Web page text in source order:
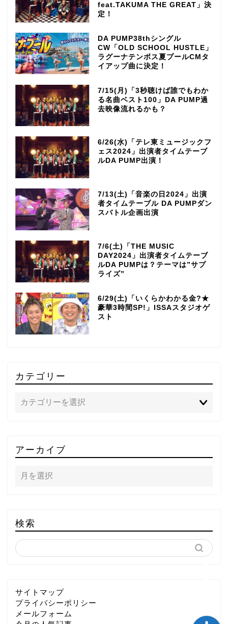
feat.TAKUMA THE GREAT」決
定！
DA PUMP38thシングル
CW「OLD SCHOOL HUSTLE」
ラグーナテンボス夏プールCMタ
イアップ曲に決定！
7/15(月)「3秒聴けば誰でもわか
る名曲ベスト100」DA PUMP過
去映像流れるかも？
6/26(水)「テレ東ミュージックフ
ェス2024」出演者タイムテーブ
ルDA PUMP出演！
7/13(土)「音楽の日2024」出演
者タイムテーブル DA PUMPダン
スバトル企画出演
7/6(土)「THE MUSIC
DAY2024」出演者タイムテーブ
ルDA PUMPは？テーマは”サプ
ライズ”
6/29(土)「いくらかわかる金?★
豪華3時間SP!」ISSAスタジオゲ
スト
カテゴリー
アーカイブ
検索
サイトマップ
プライバシーポリシー
メールフォーム
～DA PUMP YORIの晴れ
ばれラジオ～